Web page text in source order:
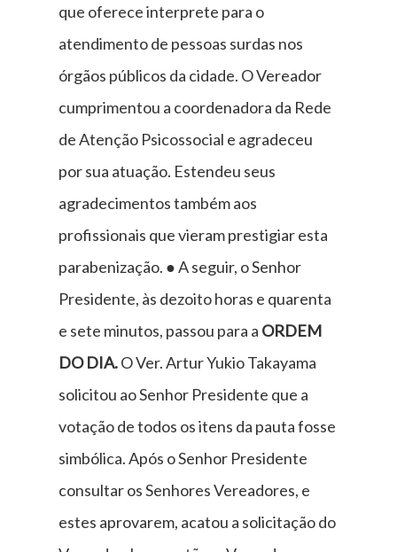
que oferece interprete para o
atendimento de pessoas surdas nos
órgãos públicos da cidade. O Vereador
cumprimentou a coordenadora da Rede
de Atenção Psicossocial e agradeceu
por sua atuação. Estendeu seus
agradecimentos também aos
profissionais que vieram prestigiar esta
parabenização. ● A seguir, o Senhor
Presidente, às dezoito horas e quarenta
e sete minutos, passou para a ORDEM
DO DIA.O Ver. Artur Yukio Takayama
solicitou ao Senhor Presidente que a
votação de todos os itens da pauta fosse
simbólica. Após o Senhor Presidente
consultar os Senhores Vereadores, e
estes aprovarem, acatou a solicitação do